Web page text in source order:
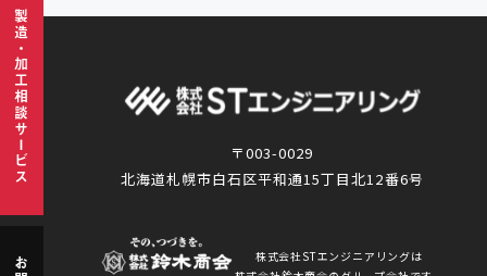
製造・加工相談サービス
〒003-0029
北海道札幌市白石区平和通15丁目北12番6号
株式会社STエンジニアリングは